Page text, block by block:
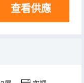
查看供應